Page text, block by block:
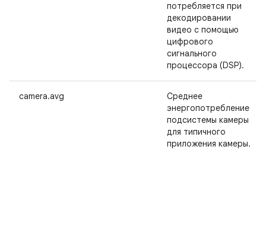
потребляется при
декодировании
видео с помощью
цифрового
сигнального
процессора (DSP).
camera.avg
Среднее
энергопотребление
подсистемы камеры
для типичного
приложения камеры.